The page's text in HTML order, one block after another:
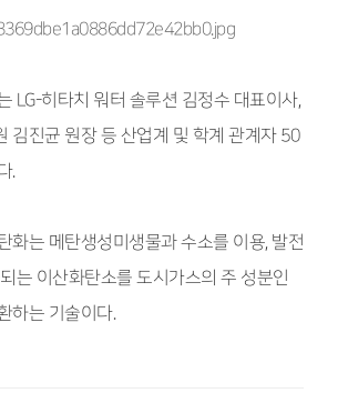
LG-히타치 워터 솔루션 김정수 대표이사,
김진균 원장 등 산업계 및 학계 관계자 50
.
화는 메탄생성미생물과 수소를 이용, 발전
는 이산화탄소를 도시가스의 주 성분인
하는 기술이다.